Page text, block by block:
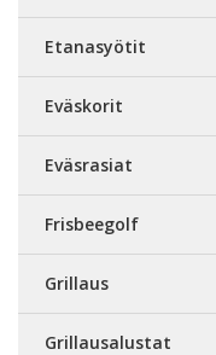
Etanasyötit
Eväskorit
Eväsrasiat
Frisbeegolf
Grillaus
Grillausalustat